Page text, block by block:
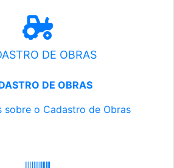
DE OBRAS
DE OBRAS
sobre o Cadastro de Obras